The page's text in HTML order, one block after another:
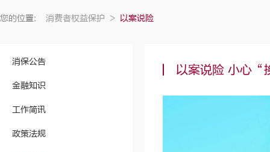
您的位置: 消费者权益保护 > 以案说险
消保公告
金融知识
工作简讯
政策法规
以案说险 小心“